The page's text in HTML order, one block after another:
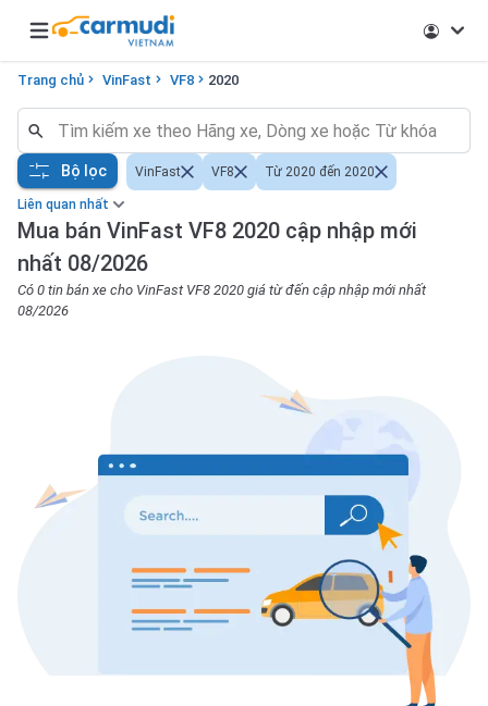
Open main menu
Trang chủ VinFast VF8 2020
Liên quan nhất
Mua bán VinFast VF8 2020 cập nhập mới
nhất 08/2026
Có 0 tin bán xe cho VinFast VF8 2020 giá từ đến cập nhập mới nhất
08/2026
Bộ lọc VinFast VF8 Từ 2020 đến 2020